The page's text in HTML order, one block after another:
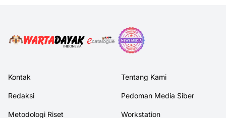
Kontak Tentang Kami
Redaksi Pedoman Media Siber
Metodologi Riset Workstation